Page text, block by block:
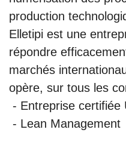
production
Elletipi est une
répondre
marchés
opère, sur tous les
- Entreprise certifiée
- Lean Management